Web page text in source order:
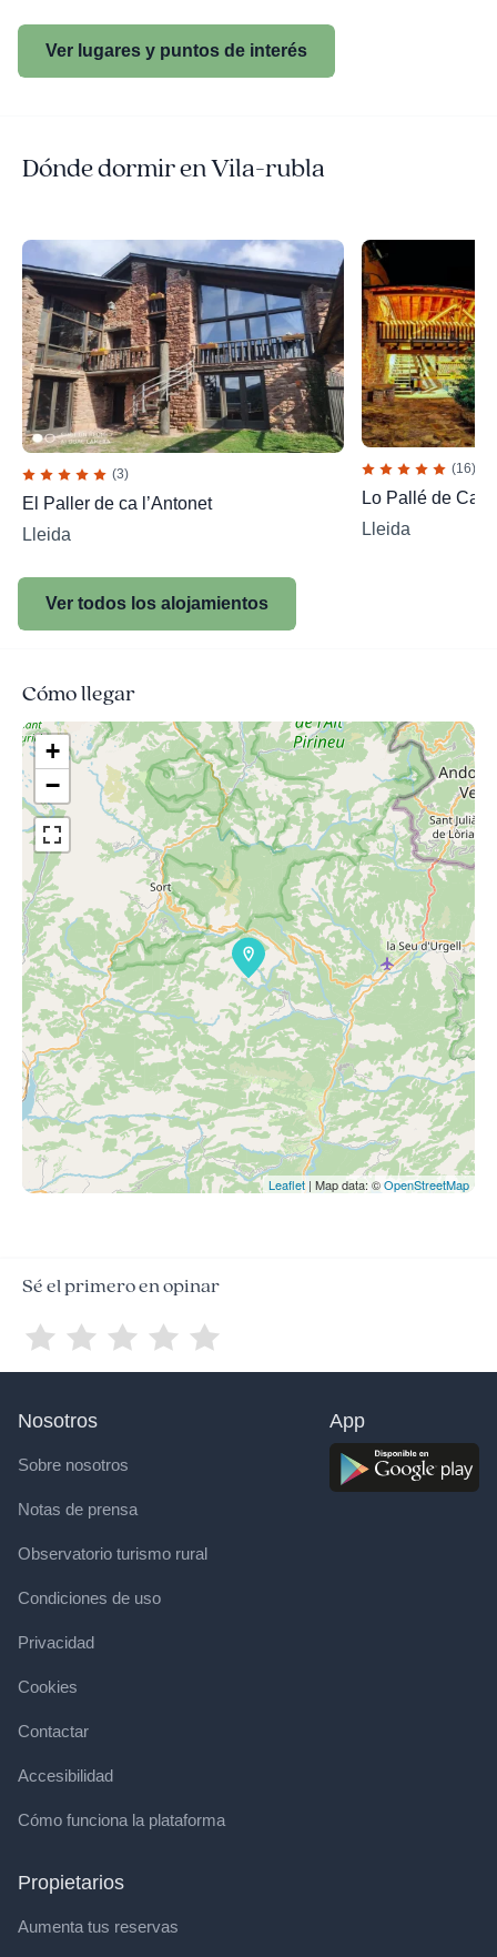
Ver lugares y puntos de interés
Dónde dormir en Vila-rubla
(3)
El Paller de ca l’Antonet
Lleida
(16)
Lo Pallé de Cal
Lleida
Ver todos los alojamientos
Cómo llegar
+
−
Leaflet| Map data: ©OpenStreetMap
Sé el primero en opinar
Nosotros
Sobre nosotros
Notas de prensa
Observatorio turismo rural
Condiciones de uso
Privacidad
Cookies
Contactar
Accesibilidad
Cómo funciona la plataforma
Propietarios
Aumenta tus reservas
App